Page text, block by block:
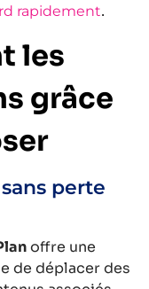
rapidement.
les
grâce
perte
offre une
de déplacer des